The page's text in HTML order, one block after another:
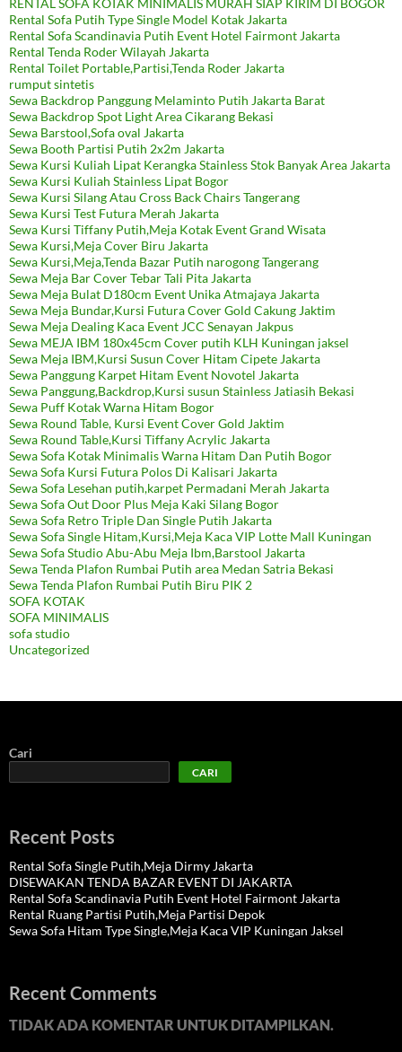
RENTAL SOFA KOTAK MINIMALIS MURAH SIAP KIRIM DI BOGOR
Rental Sofa Putih Type Single Model Kotak Jakarta
Rental Sofa Scandinavia Putih Event Hotel Fairmont Jakarta
Rental Tenda Roder Wilayah Jakarta
Rental Toilet Portable,Partisi,Tenda Roder Jakarta
rumput sintetis
Sewa Backdrop Panggung Melaminto Putih Jakarta Barat
Sewa Backdrop Spot Light Area Cikarang Bekasi
Sewa Barstool,Sofa oval Jakarta
Sewa Booth Partisi Putih 2x2m Jakarta
Sewa Kursi Kuliah Lipat Kerangka Stainless Stok Banyak Area Jakarta
Sewa Kursi Kuliah Stainless Lipat Bogor
Sewa Kursi Silang Atau Cross Back Chairs Tangerang
Sewa Kursi Test Futura Merah Jakarta
Sewa Kursi Tiffany Putih,Meja Kotak Event Grand Wisata
Sewa Kursi,Meja Cover Biru Jakarta
Sewa Kursi,Meja,Tenda Bazar Putih narogong Tangerang
Sewa Meja Bar Cover Tebar Tali Pita Jakarta
Sewa Meja Bulat D180cm Event Unika Atmajaya Jakarta
Sewa Meja Bundar,Kursi Futura Cover Gold Cakung Jaktim
Sewa Meja Dealing Kaca Event JCC Senayan Jakpus
Sewa MEJA IBM 180x45cm Cover putih KLH Kuningan jaksel
Sewa Meja IBM,Kursi Susun Cover Hitam Cipete Jakarta
Sewa Panggung Karpet Hitam Event Novotel Jakarta
Sewa Panggung,Backdrop,Kursi susun Stainless Jatiasih Bekasi
Sewa Puff Kotak Warna Hitam Bogor
Sewa Round Table, Kursi Event Cover Gold Jaktim
Sewa Round Table,Kursi Tiffany Acrylic Jakarta
Sewa Sofa Kotak Minimalis Warna Hitam Dan Putih Bogor
Sewa Sofa Kursi Futura Polos Di Kalisari Jakarta
Sewa Sofa Lesehan putih,karpet Permadani Merah Jakarta
Sewa Sofa Out Door Plus Meja Kaki Silang Bogor
Sewa Sofa Retro Triple Dan Single Putih Jakarta
Sewa Sofa Single Hitam,Kursi,Meja Kaca VIP Lotte Mall Kuningan
Sewa Sofa Studio Abu-Abu Meja Ibm,Barstool Jakarta
Sewa Tenda Plafon Rumbai Putih area Medan Satria Bekasi
Sewa Tenda Plafon Rumbai Putih Biru PIK 2
SOFA KOTAK
SOFA MINIMALIS
sofa studio
Uncategorized
Cari
CARI
Recent Posts
Rental Sofa Single Putih,Meja Dirmy Jakarta
DISEWAKAN TENDA BAZAR EVENT DI JAKARTA
Rental Sofa Scandinavia Putih Event Hotel Fairmont Jakarta
Rental Ruang Partisi Putih,Meja Partisi Depok
Sewa Sofa Hitam Type Single,Meja Kaca VIP Kuningan Jaksel
Recent Comments
TIDAK ADA KOMENTAR UNTUK DITAMPILKAN.